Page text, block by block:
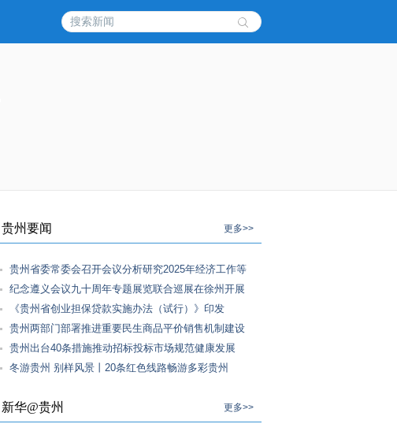
贵州要闻 更多>>
贵州省委常委会召开会议分析研究2025年经济工作等
纪念遵义会议九十周年专题展览联合巡展在徐州开展
《贵州省创业担保贷款实施办法（试行）》印发
贵州两部门部署推进重要民生商品平价销售机制建设
贵州出台40条措施推动招标投标市场规范健康发展
冬游贵州 别样风景丨20条红色线路畅游多彩贵州
新华@贵州 更多>>